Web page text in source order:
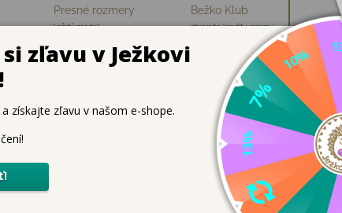
Presné rozmery
každý model
Bežko Klub
zbierajte kredity, priamu
a podporná obuv pre zdravý vývoj detských nôh
vspolupráci s odborníkmi z Biomechanického
ergonomickému tvaru, extra priestoru pre
a stabilitou.